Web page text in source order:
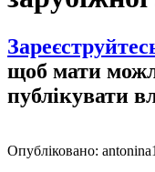
щоб мати
публікувати
Опубліковано: